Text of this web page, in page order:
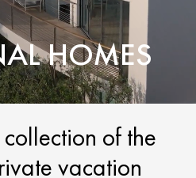
HOMES
of the
vacation